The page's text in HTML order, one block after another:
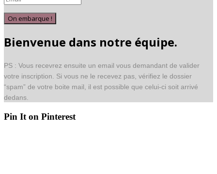
On embarque !
Bienvenue dans notre équipe.
PS : Vous recevrez ensuite un email vous demandant de valider
votre inscription. Si vous ne le recevez pas, vérifiez le dossier
“spam” de votre boite mail, il est possible que celui-ci soit arrivé
dedans.
Pin It on Pinterest